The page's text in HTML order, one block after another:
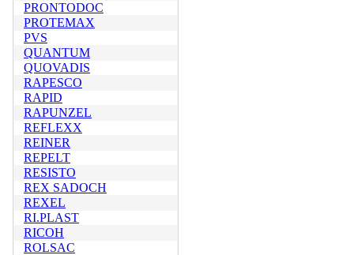
PRONTODOC
PROTEMAX
PVS
QUANTUM
QUOVADIS
RAPESCO
RAPID
RAPUNZEL
REFLEXX
REINER
REPELT
RESISTO
REX SADOCH
REXEL
RI.PLAST
RICOH
ROLSAC